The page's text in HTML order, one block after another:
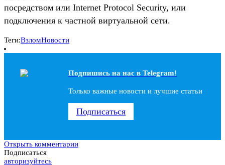
посредством или Internet Protocol Security, или
подключения к частной виртуальной сети.
Теги:ВзломНовости
Подпишись на наc в Telegram!
Только важные новости и лучшие статьи
Подписаться
Открыть комментарии
Подписаться
авторизуйтесь